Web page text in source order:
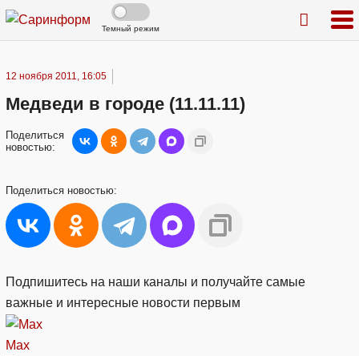
Темный режим
12 ноября 2011, 16:05
Медведи в городе (11.11.11)
Поделиться
новостью:
Поделиться новостью:
Подпишитесь на наши каналы и получайте самые
важные и интересные новости первым
Max